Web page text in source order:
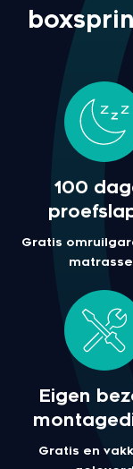
100
Gratis
Eigen
Gratis en